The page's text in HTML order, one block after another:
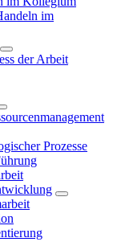
im
der Arbeit
Prozesse